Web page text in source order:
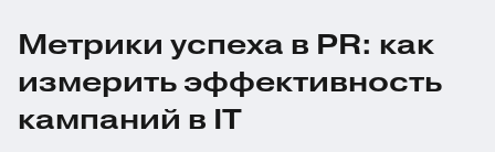
Метрики успеха в PR: как
измерить эффективность
кампаний в IT